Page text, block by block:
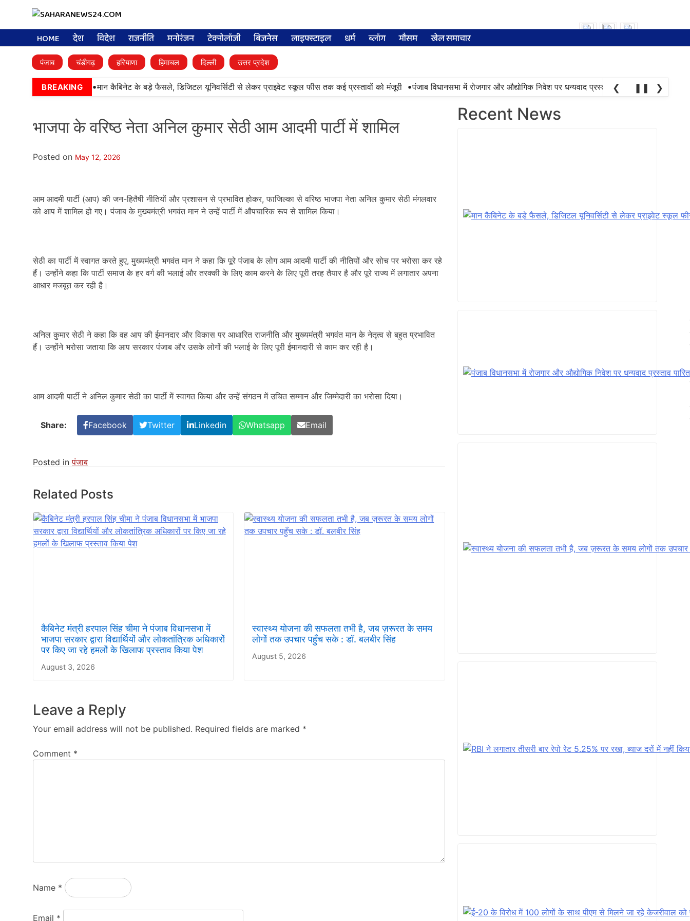
HOME देश विदेश राजनीति मनोरंजन टेक्नोलॉजी बिजनेस लाइफ्स्टाइल धर्म ब्लॉग मौसम खेल समाचार
पंजाब चंडीगढ़ हरियाणा हिमाचल दिल्ली उत्तर प्रदेश
BREAKING •मान कैबिनेट के बड़े फैसले, डिजिटल यूनिवर्सिटी से लेकर प्राइवेट स्कूल फीस तक कई प्रस्तावों को मंजूरी •पंजाब विधानसभा में रोजगार और औद्योगिक निवेश पर धन्यवाद प्रस्ताव पारित • स्वास्थ्य
❮ ❚❚ ❯
भाजपा के वरिष्ठ नेता अनिल कुमार सेठी आम आदमी पार्टी में शामिल
Posted on May 12, 2026
आम आदमी पार्टी (आप)की जन-हितैषी नीतियों और प्रशासन से प्रभावित होकर,फाजिल्का से वरिष्ठ भाजपा नेता अनिल कुमार सेठी मंगलवार
को आप में शामिल हो गए। पंजाब के मुख्यमंत्री भगवंत मान ने उन्हें पार्टी में औपचारिक रूप से शामिल किया।
सेठी का पार्टी में स्वागत करते हुए,मुख्यमंत्री भगवंत मान ने कहा कि पूरे पंजाब के लोग आम आदमी पार्टी की नीतियों और सोच पर भरोसा कर रहे
हैं। उन्होंने कहा कि पार्टी समाज के हर वर्ग की भलाई और तरक्की के लिए काम करने के लिए पूरी तरह तैयार है और पूरे राज्य में लगातार अपना
आधार मजबूत कर रही है।
अनिल कुमार सेठी ने कहा कि वह आप की ईमानदार और विकास पर आधारित राजनीति और मुख्यमंत्री भगवंत मान के नेतृत्व से बहुत प्रभावित
हैं। उन्होंने भरोसा जताया कि आप सरकार पंजाब और उसके लोगों की भलाई के लिए पूरी ईमानदारी से काम कर रही है।
आम आदमी पार्टी ने अनिल कुमार सेठी का पार्टी में स्वागत किया और उन्हें संगठन में उचित सम्मान और जिम्मेदारी का भरोसा दिया।
Share: Facebook Twitter Linkedin Whatsapp Email
Posted inपंजाब
Related Posts
कैबिनेट मंत्री हरपाल सिंह चीमा ने पंजाब विधानसभा में
भाजपा सरकार द्वारा विद्यार्थियों और लोकतांत्रिक अधिकारों
पर किए जा रहे हमलों के खिलाफ प्रस्ताव किया पेश
August 3, 2026
स्वास्थ्य योजना की सफलता तभी है, जब ज़रूरत के समय
लोगों तक उपचार पहुँच सके : डॉ. बलबीर सिंह
August 5, 2026
Leave a Reply
Your email address will not be published. Required fields are marked *
Comment *
Name *
Email *
Recent News